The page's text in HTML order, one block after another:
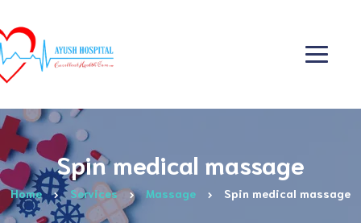
Spin medical massage
Home Services Massage Spin medical massage